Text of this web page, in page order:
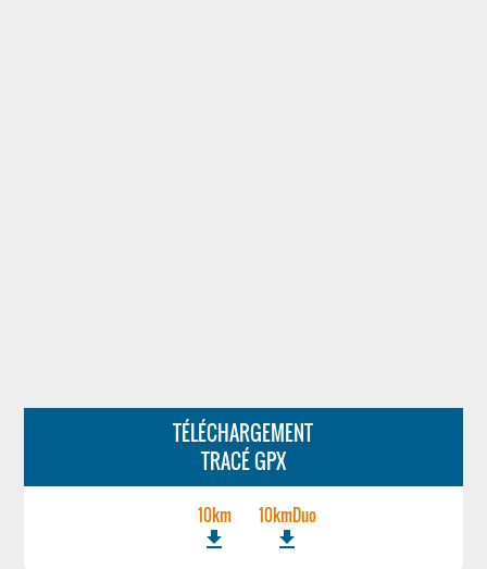
TÉLÉCHARGEMENT
TRACÉ GPX
10km
file_download
10kmDuo
file_download